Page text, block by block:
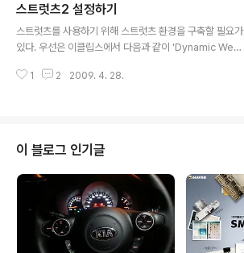
il.List; public class PrintStringListAction { private
List listString; public String execute() throws Exc
eption { listString = new ArrayList(); list..
스트럿츠2 설정하기
스트럿츠를 사용하기 위해 스트럿츠 환경을 구축할 필요가
있다. 우선은 이클립스에서 다음과 같이 'Dynamic Web
것처럼 몇가지 내용을 추가해야 한다. 우선은 필요한 라이
#struts216) 다운 받은 파일의 압축을 풀면 lib 디렉토리
에 jar 파일들이 있는데, 그 중에서 필요한 jar 파일들을 추
가한다. 추가해야 할 파일 목록은 다음과 같다. antlr-2.7.
2.jar commons-beanutils-1.7.0.jar co..
1 2 2009. 4. 28.
이 블로그 인기글